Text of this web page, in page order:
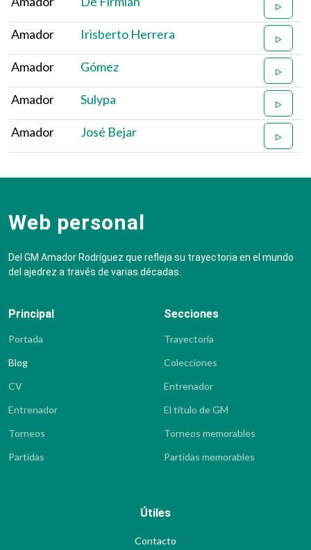
Amador Irisberto Herrera
Amador Gómez
Amador Sulypa
Amador José Bejar
Web personal
Del GM Amador Rodríguez que refleja su trayectoria en el mundo
del ajedrez a través de varias décadas.
Principal
Portada
Blog
CV
Entrenador
Torneos
Partidas
Secciones
Trayectoria
Colecciones
Entrenador
El título de GM
Torneos memorables
Partidas memorables
Útiles
Contacto